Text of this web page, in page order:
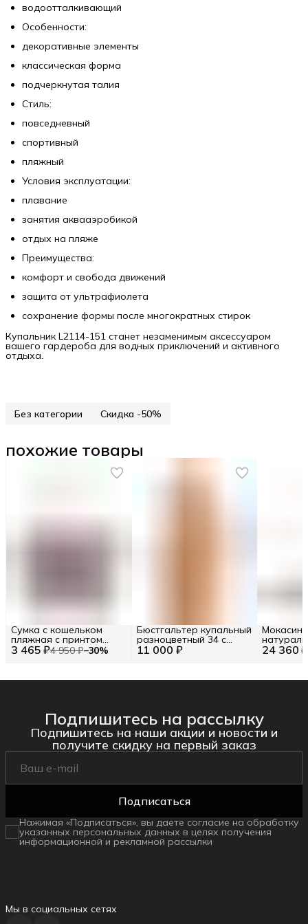
водоотталкивающий
Особенности:
декоративные элементы
классическая форма
подчеркнутая талия
Стиль:
повседневный
спортивный
пляжный
Условия эксплуатации:
плавание
занятия аквааэробикой
отдых на пляже
Преимущества:
комфорт и свобода движений
защита от ультрафиолета
сохранение формы после многократных стирок
Купальник L2114-151 станет незаменимым аксессуаром
вашего гардероба для водных приключений и активного
отдыха.
Без категории Скидка -50%
похожие товары
3 465 ₽4 950 ₽−30%
Сумка с кошельком
пляжная с принтом
цветные полосы (86102) 11 000 ₽
Бюстгальтер купальный
разноцветный 34 с
принтом треугольный 24 360 ₽
RU 42.5 /
Подпишитесь на рассылку
Подпишитесь на наши акции и новости и
получите скидку на первый заказ
Подписаться
Нажимая «Подписаться», вы даете согласие на обработку
указанных персональных данных в целях получения
информационной и рекламной рассылки
Мы в социальных сетях